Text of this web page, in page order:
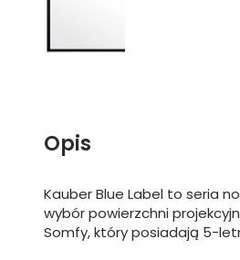
Opis
Kauber Blue Label to seria
wybór powierzchni
Somfy, który posiadają 5-